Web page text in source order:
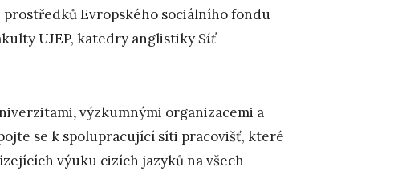
Evropského sociálního fondu
UJEP, katedry anglistikySíť
,výzkumnými organizacemi a
se k spolupracující síti pracovišť, které
výuku cizích jazyků na všech